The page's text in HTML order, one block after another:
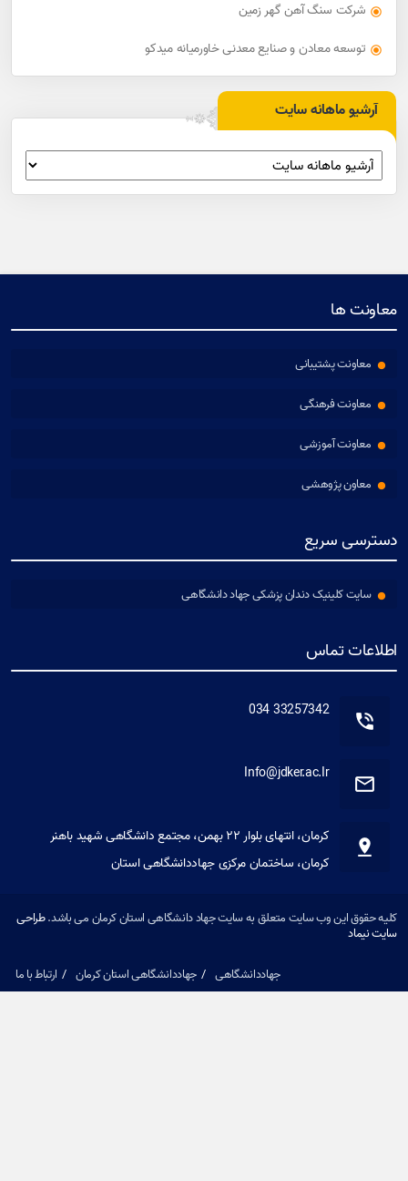
شرکت سنگ آهن گهر زمین
توسعه معادن و صنایع معدنی خاورمیانه میدکو
آرشیو ماهانه سایت
معاونت ها
معاونت پشتیبانی
معاونت فرهنگی
معاونت آموزشی
معاون پژوهشی
دسترسی سریع
سایت کلینیک دندان پزشکی جهاد دانشگاهی
اطلاعات تماس
33257342 034
Info@jdker.ac.Ir
کرمان، انتهای بلوار ۲۲ بهمن، مجتمع دانشگاهی شهید باهنر
کرمان، ساختمان مرکزی جهاددانشگاهی استان
کلیه حقوق این وب سایت متعلق به سایت جهاد دانشگاهی استان کرمان می باشد.طراحی
سایت نیماد
جهاددانشگاهی جهاددانشگاهی استان کرمان ارتباط با ما